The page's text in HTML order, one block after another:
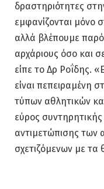
δραστηριότητες
εμφανίζονται μόνο
αλλά βλέπουμε
αρχάριους όσο και
είπε το Δρ Ροΐδης.
είναι πεπειραμένη
τύπων αθλητικών
εύρος συντηρητικής
αντιμετώπισης
σχετιζόμενων με